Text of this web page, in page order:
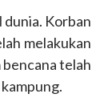
dunia. Korban
melakukan
telah